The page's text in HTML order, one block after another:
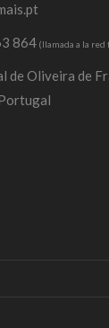
864 (llamada a la red
de Oliveira de